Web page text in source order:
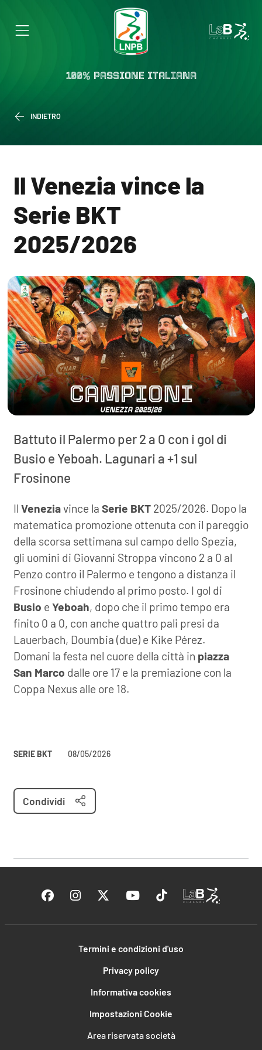
100% PASSIONE ITALIANA
INDIETRO
Il Venezia vince la
Serie BKT
2025/2026
Battuto il Palermo per 2 a 0 con i gol di
Busio e Yeboah. Lagunari a +1 sul
Frosinone
Il Veneziavince la Serie BKT 2025/2026. Dopo la
matematica promozione ottenuta con il pareggio
della scorsa settimana sul campo dello Spezia,
gli uomini di Giovanni Stroppa vincono 2 a 0 al
Penzo contro il Palermo e tengono a distanza il
Frosinone chiudendo al primo posto. I gol di
Busio e Yeboah, dopo che il primo tempo era
finito 0 a 0, con anche quattro pali presi da
Lauerbach, Doumbia (due) e Kike Pérez.
Domani la festa nel cuore della città in piazza
San Marco dalle ore 17 e la premiazione con la
Coppa Nexus alle ore 18.
SERIE BKT 08/05/2026
Condividi
Termini e condizioni d'uso
Privacy policy
Informativa cookies
Impostazioni Cookie
Area riservata società